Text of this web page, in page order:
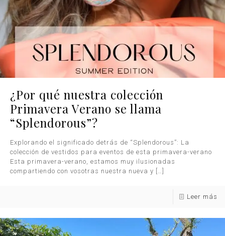
¿Por qué nuestra colección
Primavera Verano se llama
“Splendorous”?
Explorando el significado detrás de “Splendorous”: La
colección de vestidos para eventos de esta primavera-verano
Esta primavera-verano, estamos muy ilusionadas
compartiendo con vosotras nuestra nueva y […]
Leer más